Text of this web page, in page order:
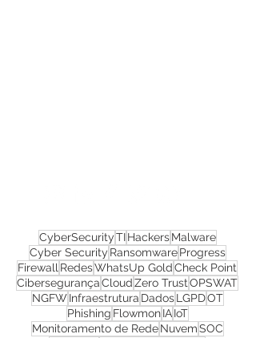
CyberSecurityTIHackersMalware
Cyber SecurityRansomwareProgress
FirewallRedesWhatsUp Gold Check Point
CibersegurançaCloudZero Trust
NGFWInfraestruturaDadosLGPDOT